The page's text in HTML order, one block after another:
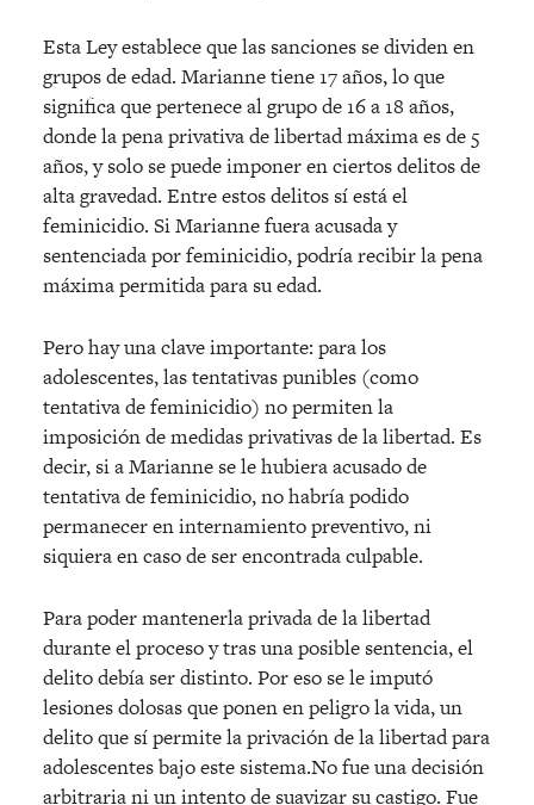
Esta Ley establece que las sanciones se dividen en
grupos de edad. Marianne tiene 17 años, lo que
significa que pertenece al grupo de 16 a 18 años,
donde la pena privativa de libertad máxima es de 5
años, y solo se puede imponer en ciertos delitos de
alta gravedad. Entre estos delitos sí está el
feminicidio. Si Marianne fuera acusada y
sentenciada por feminicidio, podría recibir la pena
máxima permitida para su edad.
Pero hay una clave importante: para los
adolescentes, las tentativas punibles (como
tentativa de feminicidio) no permiten la
imposición de medidas privativas de la libertad. Es
decir, si a Marianne se le hubiera acusado de
tentativa de feminicidio, no habría podido
permanecer en internamiento preventivo, ni
siquiera en caso de ser encontrada culpable.
Para poder mantenerla privada de la libertad
durante el proceso y tras una posible sentencia, el
delito debía ser distinto. Por eso se le imputó
lesiones dolosas que ponen en peligro la vida, un
delito que sí permite la privación de la libertad para
adolescentes bajo este sistema.No fue una decisión
arbitraria ni un intento de suavizar su castigo. Fue